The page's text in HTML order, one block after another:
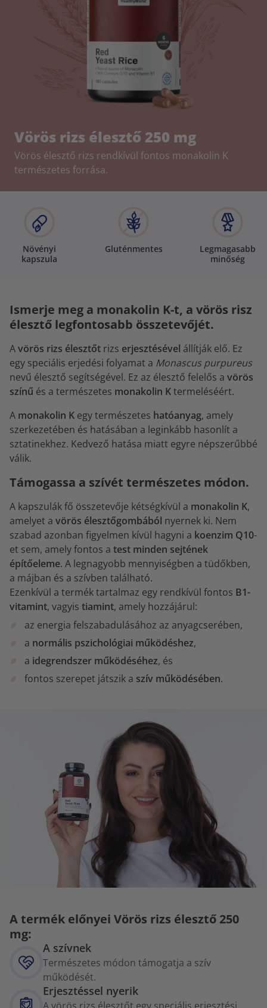
Vörös rizs élesztő 250 mg
Vörös élesztő rizs rendkívül fontos monakolin K
természetes forrása.
Növényi
kapszula
Gluténmentes
Legmagasabb
minőség
Ismerje meg a monakolin K-t, a vörös risz
élesztő legfontosabb összetevőjét.
Avörös rizs élesztőt rizs erjesztésével állítják elő. Ez
egy speciális erjedési folyamat a Monascus purpureus
nevű élesztő segítségével. Ez az élesztő felelős a vörös
színű és a természetes monakolin Ktermeléséért.
A monakolin K egy természetes hatóanyag, amely
szerkezetében és hatásában a leginkább hasonlít a
sztatinekhez. Kedvező hatása miatt egyre népszerűbbé
válik.
Támogassa a szívét természetes módon.
A kapszulák fő összetevője kétségkívül a monakolin K,
amelyet a vörös élesztőgombából nyernek ki. Nem
szabad azonban figyelmen kívül hagyni a koenzim Q10-
et sem, amely fontos a test minden sejtének
építőeleme. A legnagyobb mennyiségben a tüdőkben,
a májban és a szívben található.
Ezenkívül a termék tartalmaz egy rendkívül fontos B1-
vitamint, vagyis tiamint, amely hozzájárul:
az energia felszabadulásához az anyagcserében,
a normális pszichológiai működéshez,
a idegrendszer működéséhez, és
fontos szerepet játszik a szív működésében.
A termék előnyei Vörös rizs élesztő 250
mg:
A szívnek
Természetes módon támogatja a szív
működését.
Erjesztéssel nyerik